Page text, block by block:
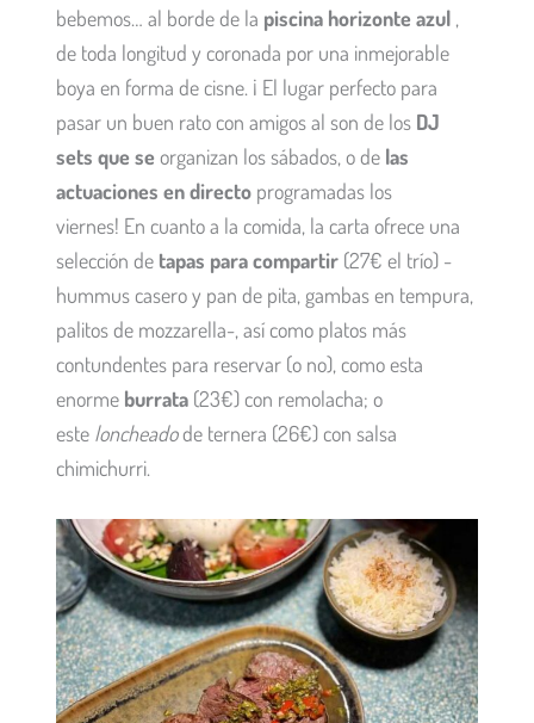
bebemos… al borde de la piscina horizonte azul ,
de toda longitud y coronada por una inmejorable
boya en forma de cisne. ¡ El lugar perfecto para
pasar un buen rato con amigos al son de los DJ
sets que seorganizan los sábados, o de las
actuaciones en directo programadas los
viernes! En cuanto a la comida, la carta ofrece una
selección de tapas para compartir (27€ el trío) -
hummus casero y pan de pita, gambas en tempura,
palitos de mozzarella-, así como platos más
contundentes para reservar (o no), como esta
enorme burrata (23€) con remolacha; o
este loncheadode ternera (26€) con salsa
chimichurri.